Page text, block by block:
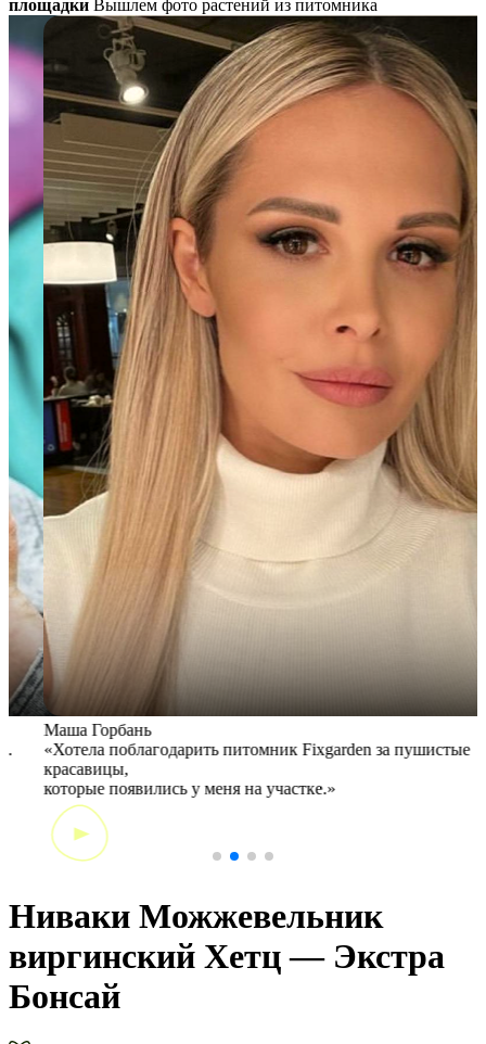
площадки Вышлем фото растений из питомника
Маша Горбань
«Хотела поблагодарить питомник Fixgarden за пушистые
красавицы,
которые появились у меня на участке.»
Ниваки Можжевельник
виргинский Хетц — Экстра
Бонсай